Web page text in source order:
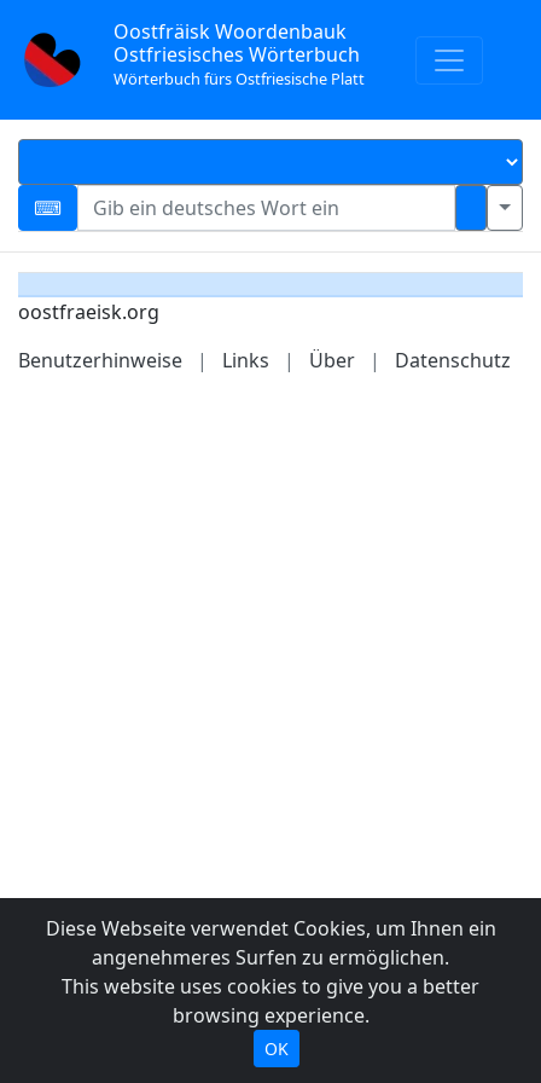
Oostfräisk Woordenbauk
Ostfriesisches Wörterbuch
Wörterbuch fürs Ostfriesische Platt
oostfraeisk.org
Benutzerhinweise
| Links | Über | Datenschutz
Diese Webseite verwendet Cookies, um Ihnen ein
angenehmeres Surfen zu ermöglichen.
This website uses cookies to give you a better
browsing experience.
OK